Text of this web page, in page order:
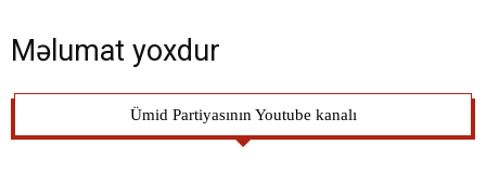
Məlumat yoxdur
Ümid Partiyasının Youtube kanalı